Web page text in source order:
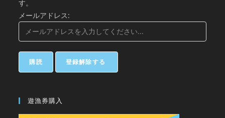
す。
メールアドレス:
遊漁券購入